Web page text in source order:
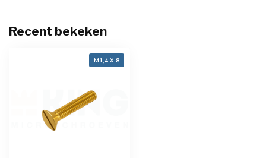
Recent bekeken
M1,4 X 8